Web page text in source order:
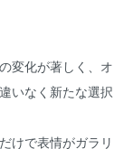
変化が著しく、オ
いなく新たな選択
けで表情がガラリ